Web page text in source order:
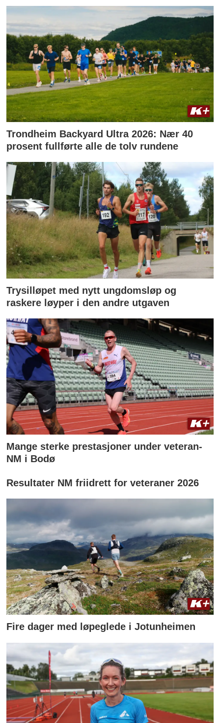
Trondheim Backyard Ultra 2026: Nær 40
prosent fullførte alle de tolv rundene
Trysilløpet med nytt ungdomsløp og
raskere løyper i den andre utgaven
Mange sterke prestasjoner under veteran-
NM i Bodø
Resultater NM friidrett for veteraner 2026
Fire dager med løpeglede i Jotunheimen